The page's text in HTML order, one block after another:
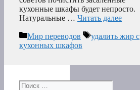
кухонные шкафы будет непросто.
Натуральные … Читать далее
Рубрики
Мир переводов Метки
удалить жир с
кухонных шкафов
Поиск: